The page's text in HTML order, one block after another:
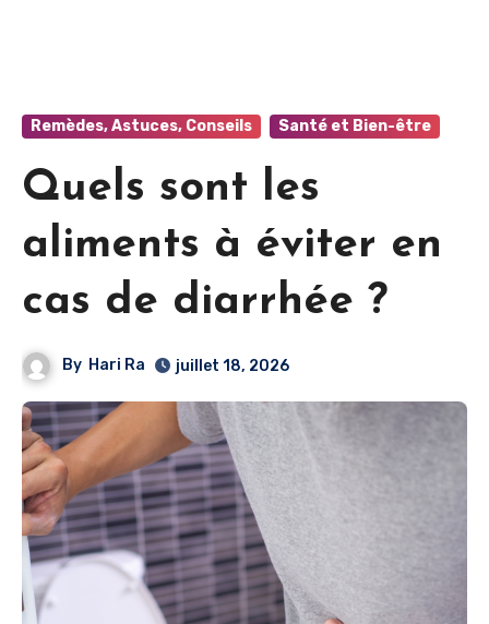
Remèdes, Astuces, Conseils Santé et Bien-être
Quels sont les
aliments à éviter en
cas de diarrhée ?
By Hari Ra juillet 18, 2026